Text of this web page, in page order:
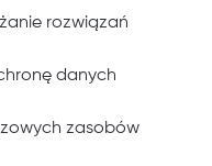
rozwiązań
danych
zasobów